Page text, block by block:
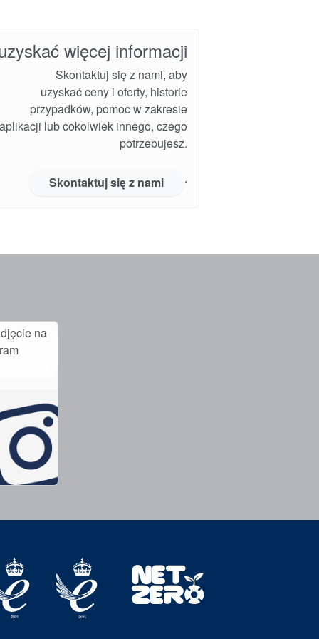
więcej informacji
Skontaktuj się z nami, aby
uzyskać ceny i oferty, historie
przypadków, pomoc w zakresie
lub cokolwiek innego, czego
potrzebujesz.
Skontaktuj się z nami .
na